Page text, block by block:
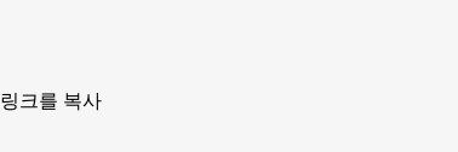
링크를 복사